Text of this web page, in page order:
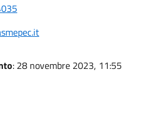
: 28 novembre 2023, 11:55